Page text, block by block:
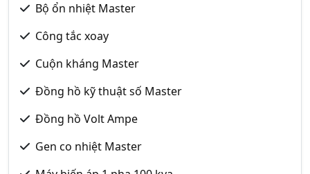
Bộ ổn nhiệt Master
Công tắc xoay
Cuộn kháng Master
Đồng hồ kỹ thuật số Master
Đồng hồ Volt Ampe
Gen co nhiệt Master